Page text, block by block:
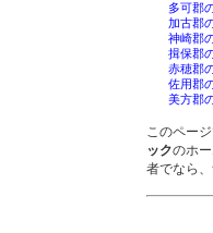
多可郡
加古郡
神崎郡
揖保郡
赤穂郡
佐用郡
美方郡
このペー
ックのホ
者でなら